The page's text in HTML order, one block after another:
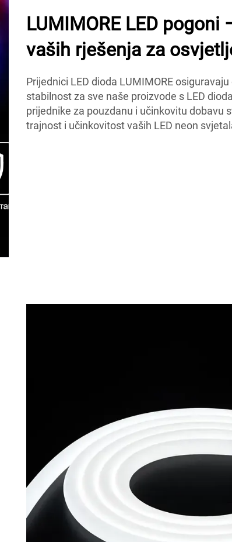
LUMIMORE LED pogoni
vaših rješenja za
Prijednici LED dioda LUMIMORE
stabilnost za sve naše proizvode s LED
prijednike za pouzdanu i učinkovitu dobavu
trajnost i učinkovitost vaših LED neon